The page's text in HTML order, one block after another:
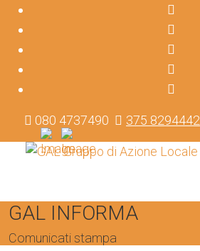
080 4737490 375 8294442
GAL INFORMA
Comunicati stampa